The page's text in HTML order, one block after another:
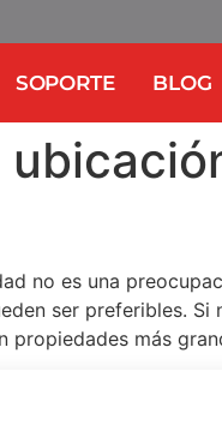
SOPORTE BLOG
no es una
ser preferibles. Si
propiedades más